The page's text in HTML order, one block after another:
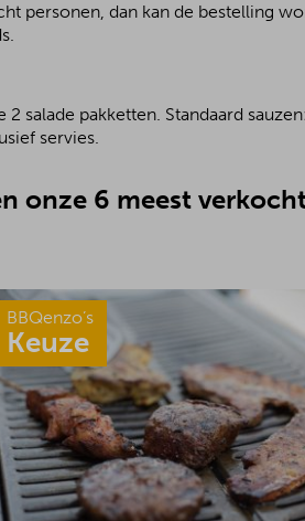
personen, dan kan de bestelling
2 salade pakketten. Standaard
servies.
onze 6 meest
BBQenzo’s
Keuze